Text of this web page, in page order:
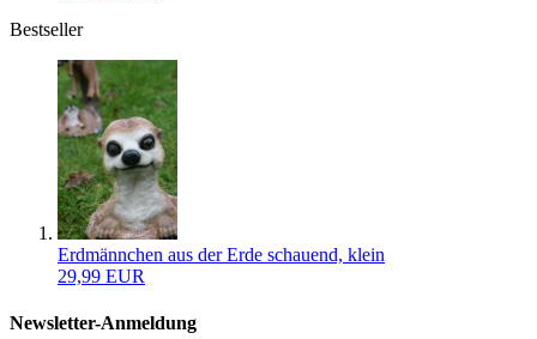
Bestseller
Erdmännchen aus der Erde schauend, klein
29,99 EUR
Newsletter-Anmeldung